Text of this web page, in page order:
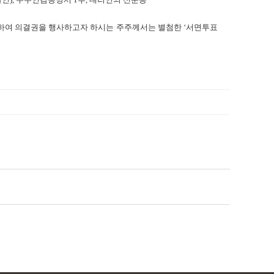
여 의결권을 행사하고자 하시는 주주께서는 별첨한 ‘서면투표